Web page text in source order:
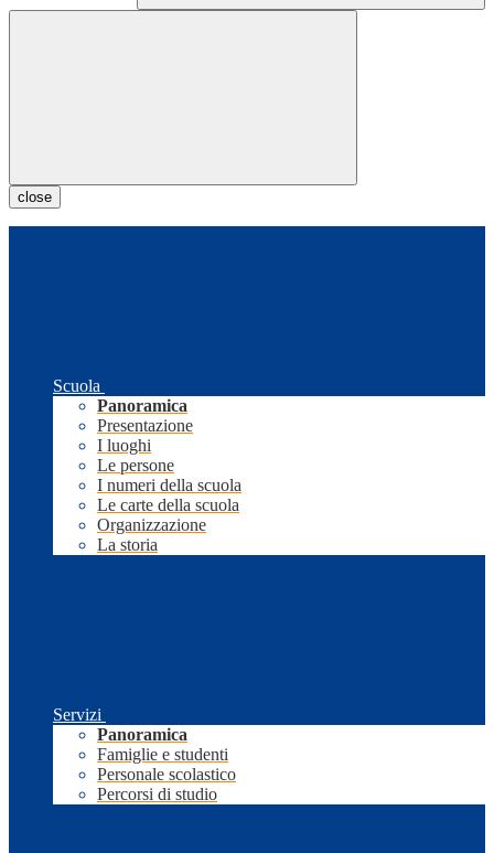
close
Scuola
Panoramica
Presentazione
I luoghi
Le persone
I numeri della scuola
Le carte della scuola
Organizzazione
La storia
Servizi
Panoramica
Famiglie e studenti
Personale scolastico
Percorsi di studio